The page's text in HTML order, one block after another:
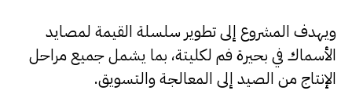
ويهدف المشروع إلى تطوير سلسلة القيمة لمصايد
الأسماك في بحيرة فم لكليتة، بما يشمل جميع مراحل
الإنتاج من الصيد إلى المعالجة والتسويق.